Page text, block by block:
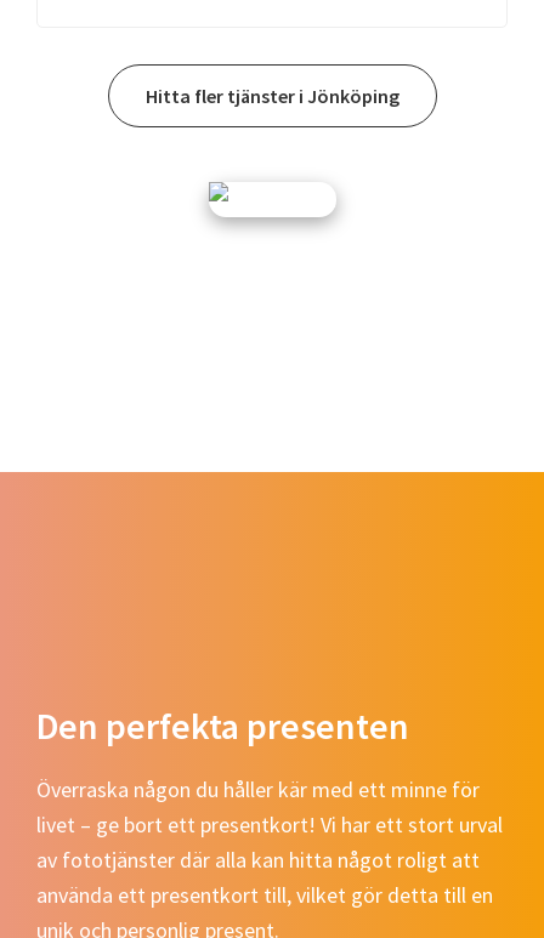
Hitta fler tjänster i Jönköping
Den perfekta presenten
Överraska någon du håller kär med ett minne för
livet – ge bort ett presentkort! Vi har ett stort urval
av fototjänster där alla kan hitta något roligt att
använda ett presentkort till, vilket gör detta till en
unik och personlig present.